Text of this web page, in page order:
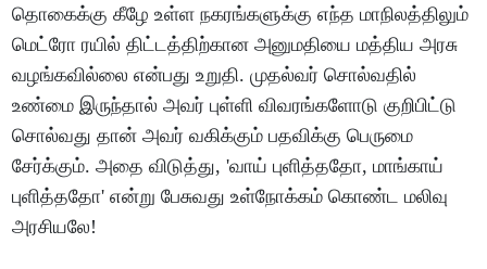
தொகைக்கு கீழே உள்ள நகரங்களுக்கு எந்த மாநிலத்திலும்
மெட்ரோ ரயில் திட்டத்திற்கான அனுமதியை மத்திய அரசு
வழங்கவில்லை என்பது உறுதி. முதல்வர் சொல்வதில்
உண்மை இருந்தால் அவர் புள்ளி விவரங்களோடு குறிபிட்டு
சொல்வது தான் அவர் வகிக்கும் பதவிக்கு பெருமை
சேர்க்கும். அதை விடுத்து, 'வாய் புளித்ததோ, மாங்காய்
புளித்ததோ' என்று பேசுவது உள்நோக்கம் கொண்ட மலிவு
அரசியலே!